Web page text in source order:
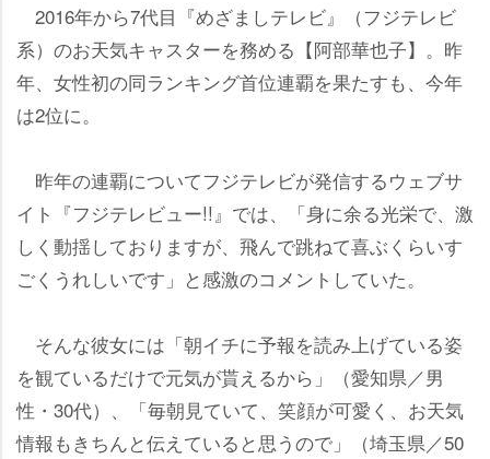
2016年から7代目『めざましテレビ』（フジテレビ
系）のお天気キャスターを務める【阿部華也子】。昨
年、女性初の同ランキング首位連覇を果たすも、今年
は2位に。
昨年の連覇についてフジテレビが発信するウェブサ
イト『フジテレビュー!!』では、「身に余る光栄で、激
しく動揺しておりますが、飛んで跳ねて喜ぶくらいす
ごくうれしいです」と感激のコメントしていた。
そんな彼女には「朝イチに予報を読み上げている姿
を観ているだけで元気が貰えるから」（愛知県／男
性・30代）、「毎朝見ていて、笑顔が可愛く、お天気
情報もきちんと伝えていると思うので」（埼玉県／50